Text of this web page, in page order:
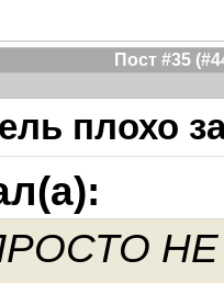
Пост #35
плохо